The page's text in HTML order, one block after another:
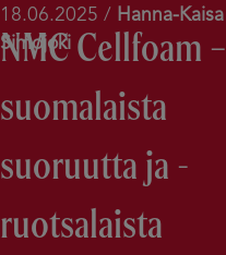
18.06.2025 / Hanna-Kaisa
Simojoki
NMC Cellfoam –
suomalaista
suoruutta ja ­
ruotsalaista